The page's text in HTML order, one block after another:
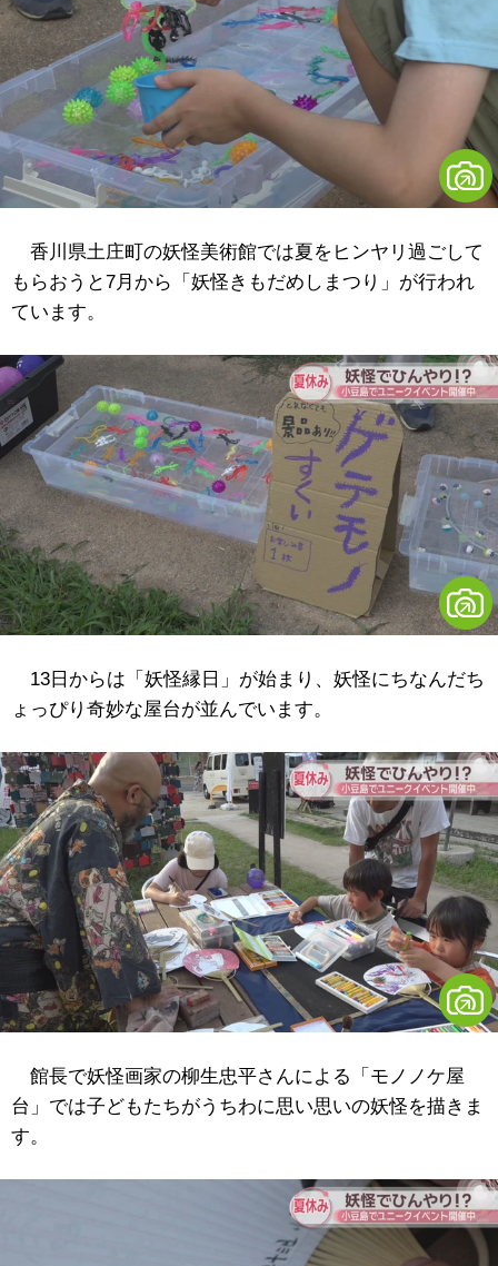
香川県土庄町の妖怪美術館では夏をヒンヤリ過ごして
もらおうと7月から「妖怪きもだめしまつり」が行われ
ています。
13日からは「妖怪縁日」が始まり、妖怪にちなんだち
ょっぴり奇妙な屋台が並んでいます。
館長で妖怪画家の柳生忠平さんによる「モノノケ屋
台」では子どもたちがうちわに思い思いの妖怪を描きま
す。